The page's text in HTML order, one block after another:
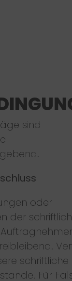
sind
oder
der
schriftliche
Für